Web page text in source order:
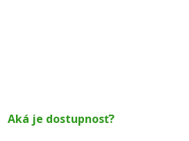
Aká je dostupnosť?